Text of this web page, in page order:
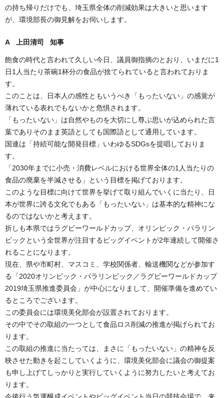
の持ち帰りだけでも、埼玉県全体の削減効果は大きいと思います
が、環境部長の御見解をお伺いします。
A 上田清司 知事
飽食の時代と言われて久しい今日、議員御指摘のとおり、いまだに1
日1人当たり茶碗1杯分の食品が捨てられていると言われておりま
す。
このことは、日本人の感性ともいうべき「もったいない」の感覚が
薄れている表れでもないかと危惧されます。
「もったいない」は自然やものを大切にし尊ぶ思いが込められた言
葉でありそのまま英語としても国際語として通用しています。
国連は「持続可能な開発目標」いわゆるSDGsを提唱しておりま
す。
「2030年までに小売・消費レベルにおける世界全体の1人当たりの
食品の廃棄を半減させる」という目標を掲げております。
このような目標に向けて世界を挙げて取り組んでいくに当たり、日
本が世界に誇る文化でもある「もったいない」は基本的な精神にな
るのではないかと考えます。
折しも本県ではラグビーワールドカップ、オリンピック・パラリン
ピックという全世界が注目するビッグイベントが2年連続して開催さ
れることになります。
現在、県や市町村、マスコミ、学校関係者、輸送機関などが参加す
る「2020オリンピック・パラリンピック／ラグビーワールドカップ
2019埼玉県推進委員会」が中心になりまして、開催準備を進めてい
るところでございます。
この委員会には環境美化部会が設置されております。
その中でその取組の一つとして食品ロス削減の推進が掲げられてお
ります。
この取組の推進に当たっては、まさに「もったいない」の精神を反
映させた動きを起こしていくように、環境美化部会に議会の御提案
も申し上げてしっかりと実行していくように努力したいと考えてお
ります。